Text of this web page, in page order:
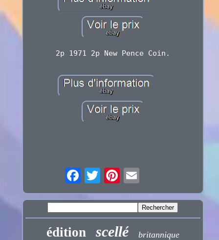
2p 1971 2p New Pence Coin.
édition scellé britannique